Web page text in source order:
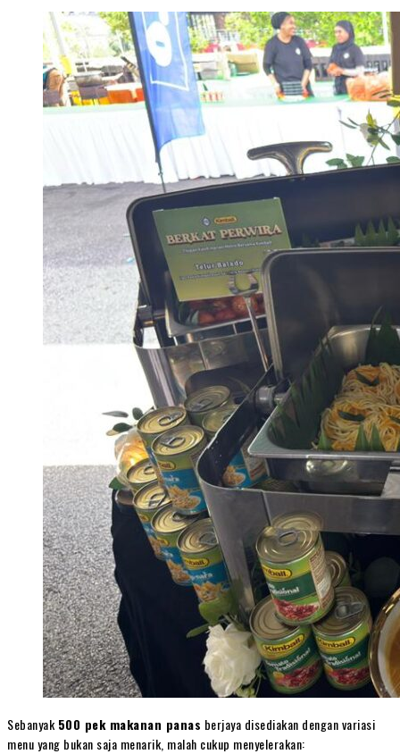
Sebanyak 500 pek makanan panas berjaya disediakan dengan variasi
menu yang bukan saja menarik, malah cukup menyelerakan: